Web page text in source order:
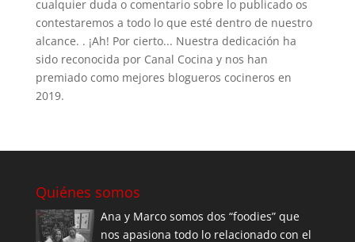
cualquier duda o comentario sobre lo publicado os
contestaremos a todo lo que esté dentro de nuestro
alcance. . ¡Ah! Por cierto... Nuestra dedicación ha
sido reconocida por Canal Cocina y nos han
premiado como mejores blogueros cocineros en
2019.
Quiénes somos
Ana y Marco somos dos “foodies” que
nos apasiona todo lo relacionado con el